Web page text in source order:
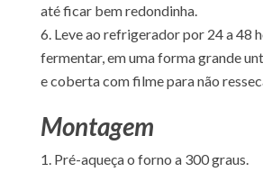
até ficar bem redondinha.
Leve ao refrigerador por 24 a 48
fermentar, em uma forma grande
e coberta com filme para não
Montagem
Pré-aqueça o forno a 300 graus.